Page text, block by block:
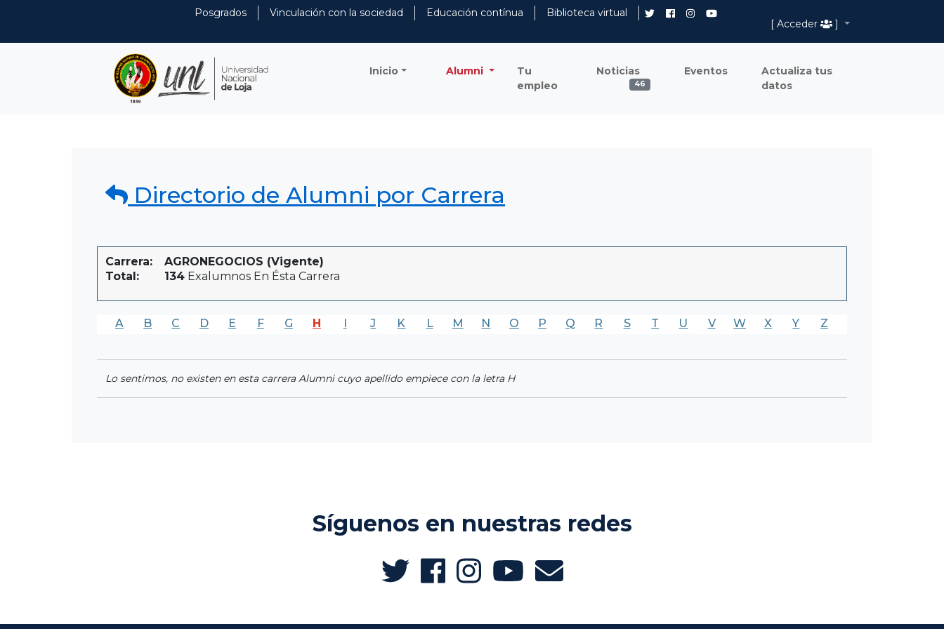
Posgrados Vinculación con la sociedad Educación contínua
Biblioteca virtual
[ Acceder
]
Inicio Alumni
Tu
empleo
Noticias
46
Eventos
Actualiza tus
datos
Directorio de Alumni por Carrera
Carrera:
AGRONEGOCIOS (Vigente)
Total:
134 Exalumnos En Ésta Carrera
A B C D E F G H I J K L M N O P Q R S T U V W X Y Z
Lo sentimos, no existen en esta carrera Alumni cuyo apellido empiece con la letra H
Síguenos en nuestras redes